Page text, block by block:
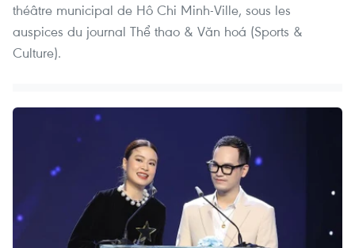
théâtre municipal de Hô Chi Minh-Ville, sous les
auspices du journal Thể thao & Văn hoá (Sports &
Culture).